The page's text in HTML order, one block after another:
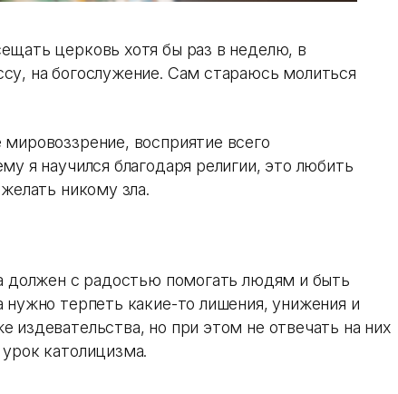
церковь хотя бы раз в неделю, в
на богослужение. Сам стараюсь молиться
восприятие всего
я научился благодаря религии, это любить
никому зла.
должен с радостью помогать людям и быть
терпеть какие-то лишения, унижения и
издевательства, но при этом не отвечать на них
католицизма.